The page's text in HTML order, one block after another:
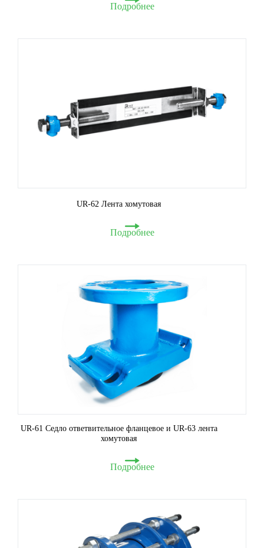
Подробнее
UR-62 Лента хомутовая
Подробнее
UR-61 Седло ответвительное фланцевое и UR-63 лента
хомутовая
Подробнее